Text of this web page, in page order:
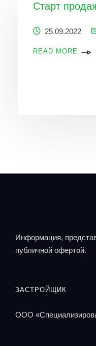
Старт
25.09.2022
READ MORE
Информация,
публичной офертой.
ЗАСТРОЙЩИК
ООО